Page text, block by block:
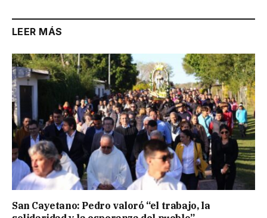
LEER MÁS
San Cayetano: Pedro valoró “el trabajo, la